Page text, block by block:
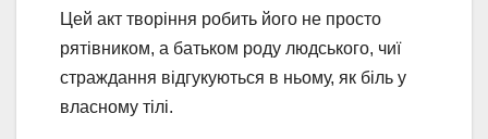
Цей акт творіння робить його не просто
рятівником, а батьком роду людського, чиї
страждання відгукуються в ньому, як біль у
власному тілі.